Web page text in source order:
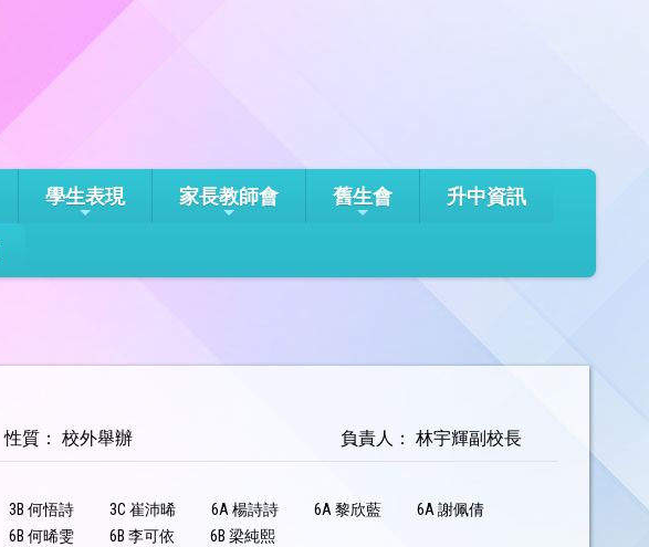
學生表現 家長教師會 舊生會 升中資訊
性質： 校外舉辦 負責人： 林宇輝副校長
3B 何悟詩 3C 崔沛晞 6A 楊詩詩 6A 黎欣藍
6A 謝佩倩
6B 何晞雯 6B 李可依 6B 梁純熙